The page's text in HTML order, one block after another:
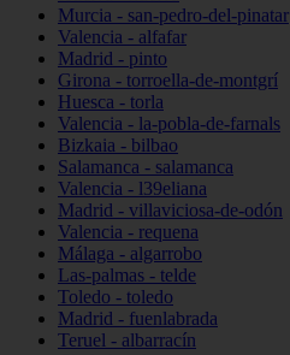
Murcia - san-pedro-del-pinatar
Valencia - alfafar
Madrid - pinto
Girona - torroella-de-montgrí
Huesca - torla
Valencia - la-pobla-de-farnals
Bizkaia - bilbao
Salamanca - salamanca
Valencia - l39eliana
Madrid - villaviciosa-de-odón
Valencia - requena
Málaga - algarrobo
Las-palmas - telde
Toledo - toledo
Madrid - fuenlabrada
Teruel - albarracín